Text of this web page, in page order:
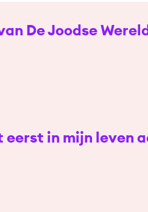
De Joodse
eerst in mijn leven